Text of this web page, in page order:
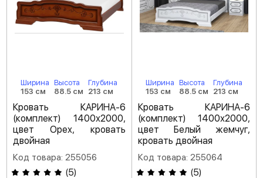
Ширина
153 см
Высота
88.5 см
Глубина
213 см
Кровать КАРИНА-6
(комплект) 1400х2000,
цвет Орех, кровать
двойная
Код товара: 255056
(5)
Ширина
153 см
Высота
88.5 см
Глубина
213 см
Кровать КАРИНА-6
(комплект) 1400х2000,
цвет Белый жемчуг,
кровать двойная
Код товара: 255064
(5)